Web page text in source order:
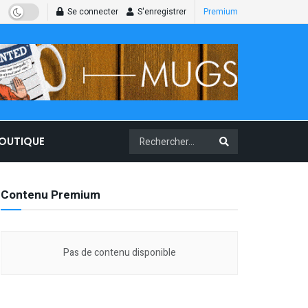
Se connecter S'enregistrer Premium
Contenu Premium
Pas de contenu disponible